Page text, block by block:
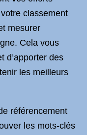
classement
mesurer
Cela vous
d’apporter des
les meilleurs
référencement
les mots-clés